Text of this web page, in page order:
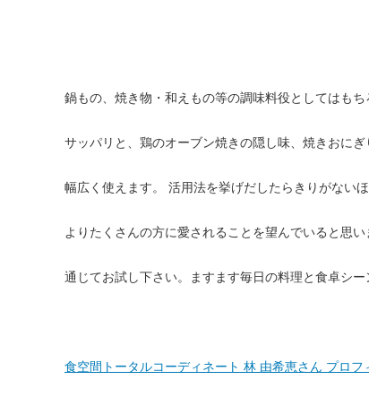
鍋もの、焼き物・和えもの等の調味料役としてはも
サッパリと、鶏のオーブン焼きの隠し味、焼きおに
幅広く使えます。 活用法を挙げだしたらきりがない
よりたくさんの方に愛されることを望んでいると思
通じてお試し下さい。ますます毎日の料理と食卓シ
食空間トータルコーディネート 林 由希恵さん プロフ